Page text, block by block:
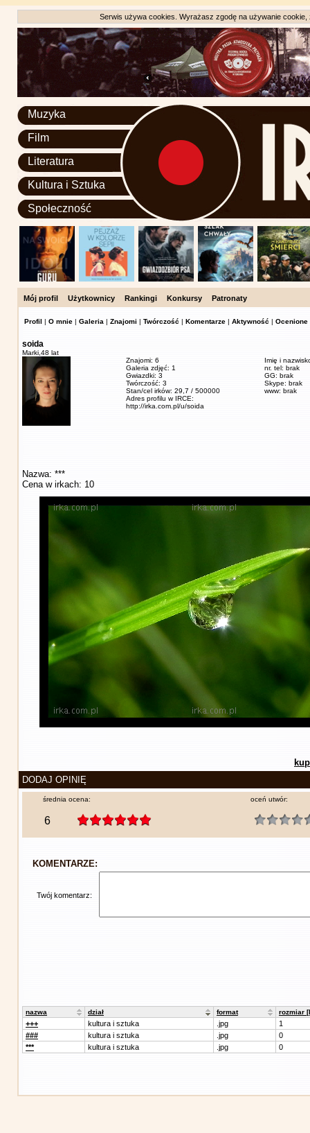
Serwis używa cookies. Wyrażasz zgodę na używanie
Muzyka
Film
Literatura
Kultura i Sztuka
Społeczność
Mój profil Użytkownicy Rankingi Konkursy Patronaty
Profil | O mnie | Galeria | Znajomi | Twórczość | Komentarze | Aktywność | Ocenione
soida
Marki, 48 lat
Znajomi: 6
Galeria zdjęć: 1
Gwiazdki: 3
Twórczość: 3
Stan/cel irków: 29,7 / 500000
Adres profilu w IRCE:
http://irka.com.pl/u/soida
Imię i
nr. tel: brak
GG: brak
Skype: brak
www: brak
Nazwa: ***
Cena w irkach: 10
DODAJ OPINIĘ
średnia ocena:
6
oceń utwór:
KOMENTARZE:
Twój komentarz:
nazwa dział format rozmiar
+++ kultura i sztuka .jpg
1
###
kultura i sztuka .jpg
0
***
kultura i sztuka .jpg 0